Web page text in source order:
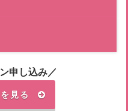
申し込み／
見る